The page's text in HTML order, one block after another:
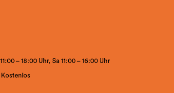
– 18:00 Uhr, Sa 11:00 – 16:00 Uhr